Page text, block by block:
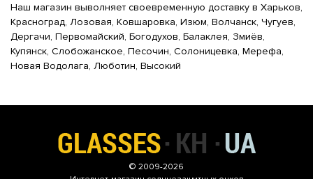
Наш магазин выволняет своевременную доставку в Харьков,
Красноград, Лозовая, Ковшаровка, Изюм, Волчанск, Чугуев,
Дергачи, Первомайский, Богодухов, Балаклея, Змиёв,
Купянск, Слобожанское, Песочин, Солоницевка, Мерефа,
Новая Водолага, Люботин, Высокий
© 2009-2026